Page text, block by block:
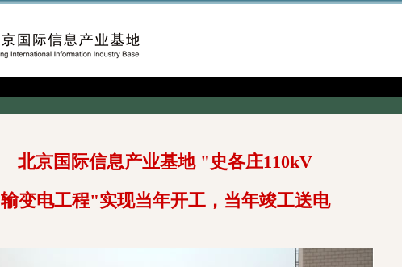
北京国际信息产业基地 "史各庄110kV
输变电工程"实现当年开工，当年竣工送电